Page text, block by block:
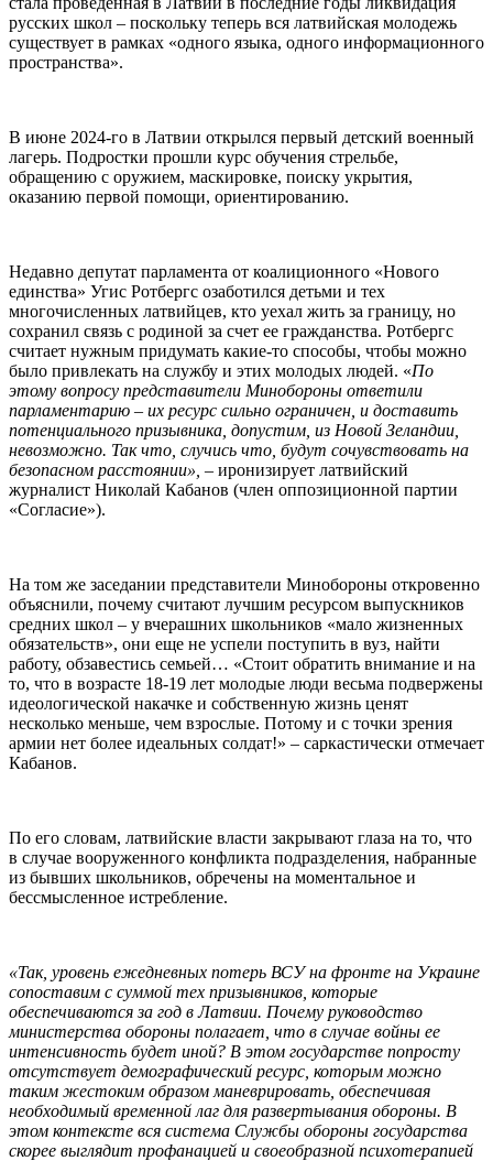
русских школ – поскольку теперь вся латвийская молодежь
существует в рамках «одного языка, одного информационного
пространства».
В июне 2024-го в Латвии открылся первый детский военный
лагерь. Подростки прошли курс обучения стрельбе,
обращению с оружием, маскировке, поиску укрытия,
оказанию первой помощи, ориентированию.
Недавно депутат парламента от коалиционного «Нового
единства» Угис Ротбергс озаботился детьми и тех
многочисленных латвийцев, кто уехал жить за границу, но
сохранил связь с родиной за счет ее гражданства. Ротбергс
считает нужным придумать какие-то способы, чтобы можно
было привлекать на службу и этих молодых людей. «По
этому вопросу представители Минобороны ответили
парламентарию – их ресурс сильно ограничен, и доставить
потенциального призывника, допустим, из Новой Зеландии,
невозможно. Так что, случись что, будут сочувствовать на
безопасном расстоянии», – иронизирует латвийский
журналист Николай Кабанов (член оппозиционной партии
«Согласие»).
На том же заседании представители Минобороны откровенно
объяснили, почему считают лучшим ресурсом выпускников
средних школ – у вчерашних школьников «мало жизненных
обязательств», они еще не успели поступить в вуз, найти
работу, обзавестись семьей… «Стоит обратить внимание и на
то, что в возрасте 18-19 лет молодые люди весьма подвержены
идеологической накачке и собственную жизнь ценят
несколько меньше, чем взрослые. Потому и с точки зрения
армии нет более идеальных солдат!» – саркастически отмечает
Кабанов.
По его словам, латвийские власти закрывают глаза на то, что
в случае вооруженного конфликта подразделения, набранные
из бывших школьников, обречены на моментальное и
бессмысленное истребление.
«Так, уровень ежедневных потерь ВСУ на фронте на Украине
сопоставим с суммой тех призывников, которые
обеспечиваются за год в Латвии. Почему руководство
министерства обороны полагает, что в случае войны ее
интенсивность будет иной? В этом государстве попросту
отсутствует демографический ресурс, которым можно
таким жестоким образом маневрировать, обеспечивая
необходимый временной лаг для развертывания обороны. В
этом контексте вся система Службы обороны государства
скорее выглядит профанацией и своеобразной психотерапией